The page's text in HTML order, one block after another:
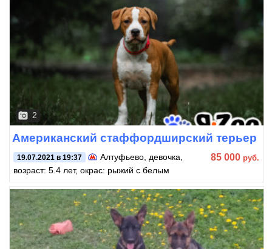
2
Американский стаффордширский терьер
19.07.2021 в 19:37 Алтуфьево , девочка,
возраст: 5.4 лет, окрас: рыжий с белым
85 000 руб.